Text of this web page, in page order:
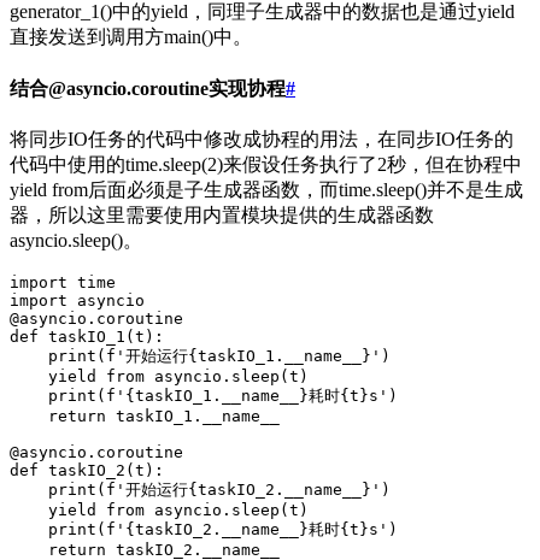
generator_1()中的yield，同理子生成器中的数据也是通过yield
直接发送到调用方main()中。
结合@asyncio.coroutine实现协程#
将同步IO任务的代码中修改成协程的用法，在同步IO任务的
代码中使用的time.sleep(2)来假设任务执行了2秒，但在协程中
yield from后面必须是子生成器函数，而time.sleep()并不是生成
器，所以这里需要使用内置模块提供的生成器函数
asyncio.sleep()。
import time
import asyncio
@asyncio . coroutine
def taskIO_1 ( t ) :
    print
( f '开始运行{ taskIO_1. __name__} ' )
    yield from
asyncio . sleep ( t )
    print
( f ' { taskIO_1. __name__}耗时{ t }s' )
    return
taskIO_1 .
__name__
@asyncio . coroutine
def taskIO_2 ( t ) :
    print
( f '开始运行{ taskIO_2. __name__} ' )
    yield from
asyncio . sleep ( t )
    print
( f ' { taskIO_2. __name__}耗时{ t }s' )
    return
taskIO_2 .
__name__